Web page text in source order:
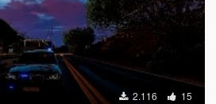
2.116 15